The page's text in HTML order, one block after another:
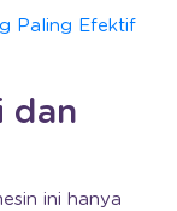
Paling Efektif
dan
ini hanya